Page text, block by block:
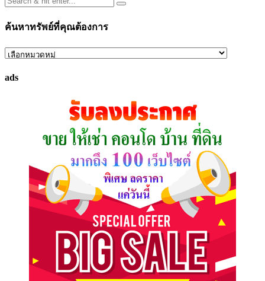
ค้นหาทรัพย์ที่คุณต้องการ
ค้นหา
ที่
ads